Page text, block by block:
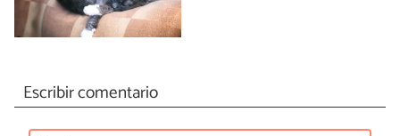
Escribir comentario